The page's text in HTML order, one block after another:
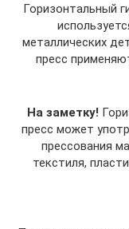
Горизонтальный
металлических
пресс
На заметку!
пресс может
прессования
текстиля,